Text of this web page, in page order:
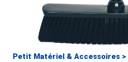
Petit Matériel & Accessoires >